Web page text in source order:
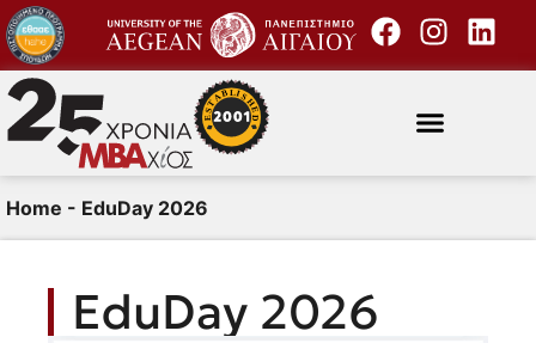
Home - EduDay 2026
EduDay 2026